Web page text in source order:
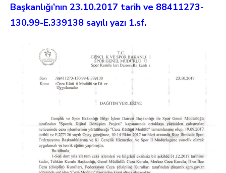
Başkanlığı’nın 23.10.2017 tarih ve 88411273-
130.99-E.339138 sayılı yazı 1.sf.